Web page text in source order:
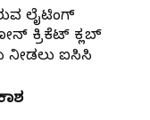
ಲೈಟಿಂಗ್
ಕ್ರಿಕೆಟ್ ಕ್ಲಬ್
ಐಸಿಸಿ